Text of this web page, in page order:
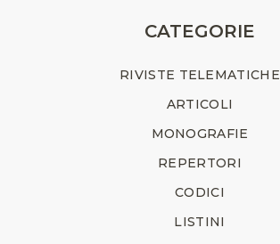
CATEGORIE
RIVISTE TELEMATICHE
ARTICOLI
MONOGRAFIE
REPERTORI
CODICI
LISTINI